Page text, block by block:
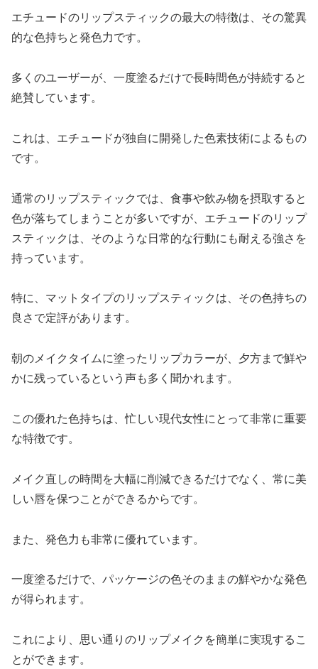
エチュードのリップスティックの最大の特徴は、その驚異
的な色持ちと発色力です。
多くのユーザーが、一度塗るだけで長時間色が持続すると
絶賛しています。
これは、エチュードが独自に開発した色素技術によるもの
です。
通常のリップスティックでは、食事や飲み物を摂取すると
色が落ちてしまうことが多いですが、エチュードのリップ
スティックは、そのような日常的な行動にも耐える強さを
持っています。
特に、マットタイプのリップスティックは、その色持ちの
良さで定評があります。
朝のメイクタイムに塗ったリップカラーが、夕方まで鮮や
かに残っているという声も多く聞かれます。
この優れた色持ちは、忙しい現代女性にとって非常に重要
な特徴です。
メイク直しの時間を大幅に削減できるだけでなく、常に美
しい唇を保つことができるからです。
また、発色力も非常に優れています。
一度塗るだけで、パッケージの色そのままの鮮やかな発色
が得られます。
これにより、思い通りのリップメイクを簡単に実現するこ
とができます。